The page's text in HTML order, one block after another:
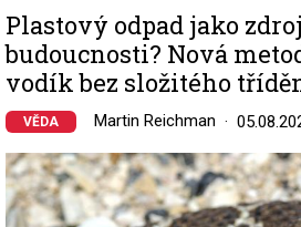
Plastový odpad jako
budoucnosti? Nová
vodík bez složitého
VĚDA Martin Reichman
Image